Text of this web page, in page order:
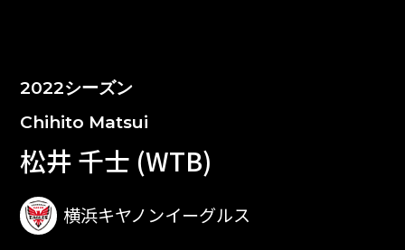
2022シーズン
Chihito Matsui
松井 千士 (WTB)
横浜キヤノンイーグルス